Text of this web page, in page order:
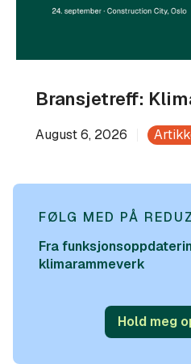
Bransjetreff:
August 6, 2026
FØLG MED PÅ
Fra
klimarammeverk
Hold meg